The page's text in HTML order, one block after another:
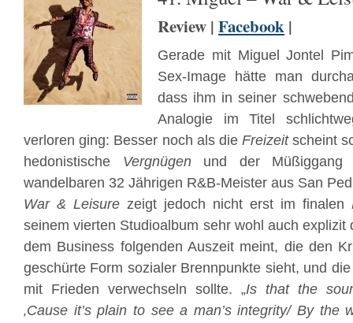
Review | Facebook |
Gerade mit Miguel Jontel
Sex-Image hätte man
dass ihm in seiner
Analogie im Titel
verloren ging: Besser noch als dieFreizeitscheint
hedonistische Vergnügenund der Müßiggang
wandelbaren 32 Jährigen R&B-Meister aus San
War & Leisure zeigt jedoch nicht erst im finalen
seinem vierten Studioalbum sehr wohl auch explizit
dem Business folgenden Auszeit meint, die den
geschürte Form sozialer Brennpunkte sieht, und
mit Frieden verwechseln sollte. „Is that the
‚Cause it’s plain to see a man’s integrity/ By the